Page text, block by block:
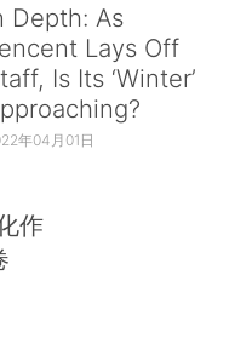
Depth: As
Lays Off
Is Its ‘Winter’
年04月01日
作